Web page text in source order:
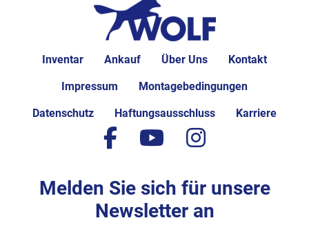
Inventar Ankauf Über Uns Kontakt
Impressum Montagebedingungen
Datenschutz Haftungsausschluss Karriere
facebook
youtubeinstagram
Melden Sie sich für unsere
Newsletter an